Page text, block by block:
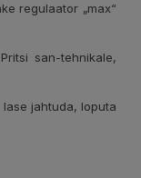
regulaator „max“
san-tehnikale,
jahtuda, loputa